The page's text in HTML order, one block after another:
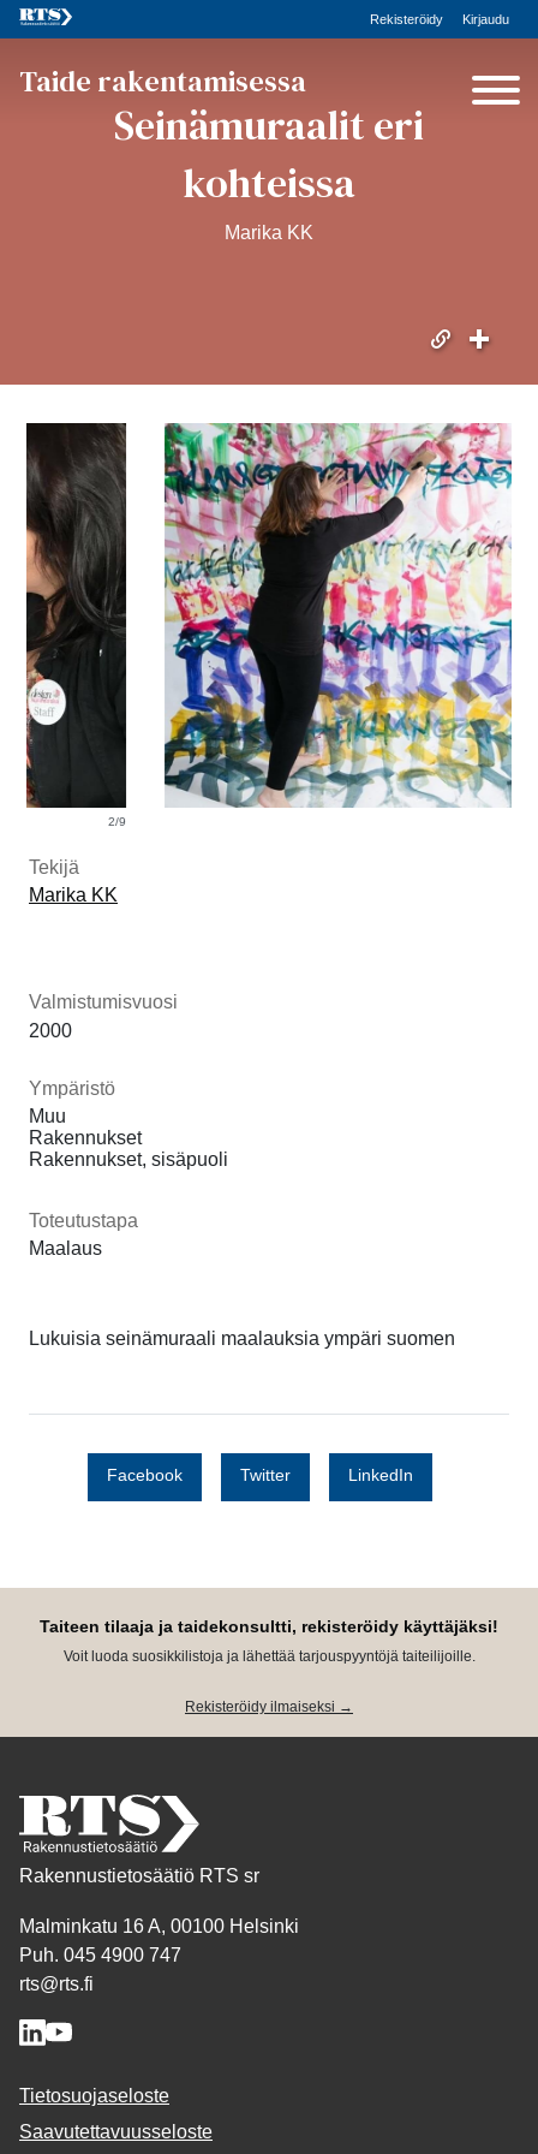
Rekisteröidy Kirjaudu
Taide rakentamisessa
Seinämuraalit eri
kohteissa
Marika KK
Tekijä
Marika KK
Valmistumisvuosi
2000
Ympäristö
Muu
Rakennukset
Rakennukset, sisäpuoli
Toteutustapa
Maalaus
Lukuisia seinämuraali maalauksia ympäri suomen
Facebook Twitter LinkedIn
Taiteen tilaaja ja taidekonsultti, rekisteröidy käyttäjäksi!
Voit luoda suosikkilistoja ja lähettää tarjouspyyntöjä taiteilijoille.
Rekisteröidy ilmaiseksi →
Rakennustietosäätiö RTS sr
Malminkatu 16 A, 00100 Helsinki
Puh. 045 4900 747
rts@rts.fi
Tietosuojaseloste
Saavutettavuusseloste